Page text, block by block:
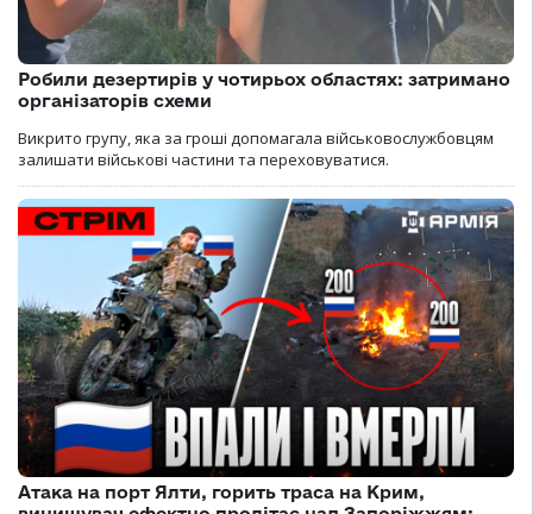
Робили дезертирів у чотирьох областях: затримано
організаторів схеми
Викрито групу, яка за гроші допомагала військовослужбовцям
залишати військові частини та переховуватися.
Атака на порт Ялти, горить траса на Крим,